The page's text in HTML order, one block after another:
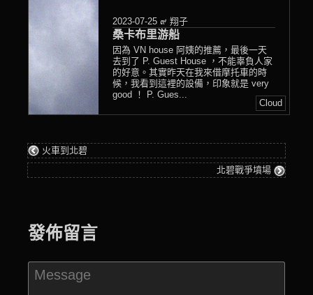
2023-07-25 ๙ 翔子
桑卡布里游船
因為 VN house 阿姨的推薦，最後一天
去到了 P. Guest House ，不能辜負人家
的好意。其實昨天在我來借摩托車的時
候，我看到這裡的設備，印象就是 very
good ！ P. Gues...
Cloud
火車到北碧
北碧戰爭墳場
發佈留言